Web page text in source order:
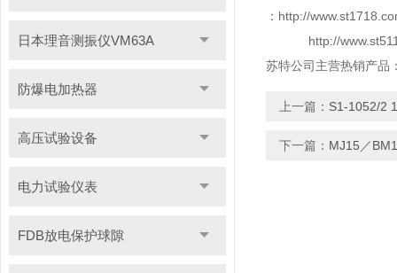
日本理音测振仪VM63A
防爆电加热器
高压试验设备
电力试验仪表
FDB放电保护球隙
：http://
http://
苏特公司主营热销产品
上一篇： S1-1052/2
下一篇： MJ15／